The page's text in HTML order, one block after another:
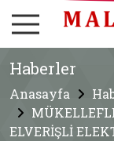
Haberler
Anasayfa
ELVERİŞLİ